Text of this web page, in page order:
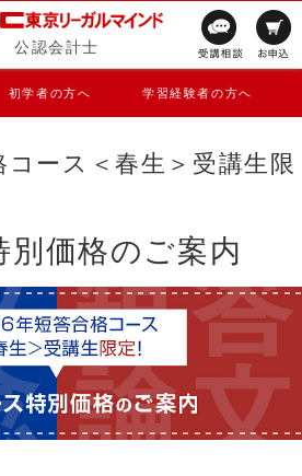
公認会計士
初学者の方へ 学習経験者の方へ
ース＜春生＞受講生限
価格のご案内